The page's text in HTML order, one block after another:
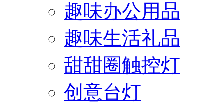
趣味办公用品
趣味生活礼品
甜甜圈触控灯
创意台灯